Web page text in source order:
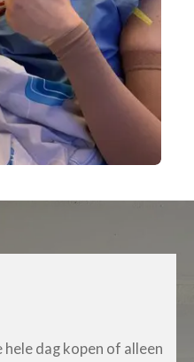
dag kopen of alleen